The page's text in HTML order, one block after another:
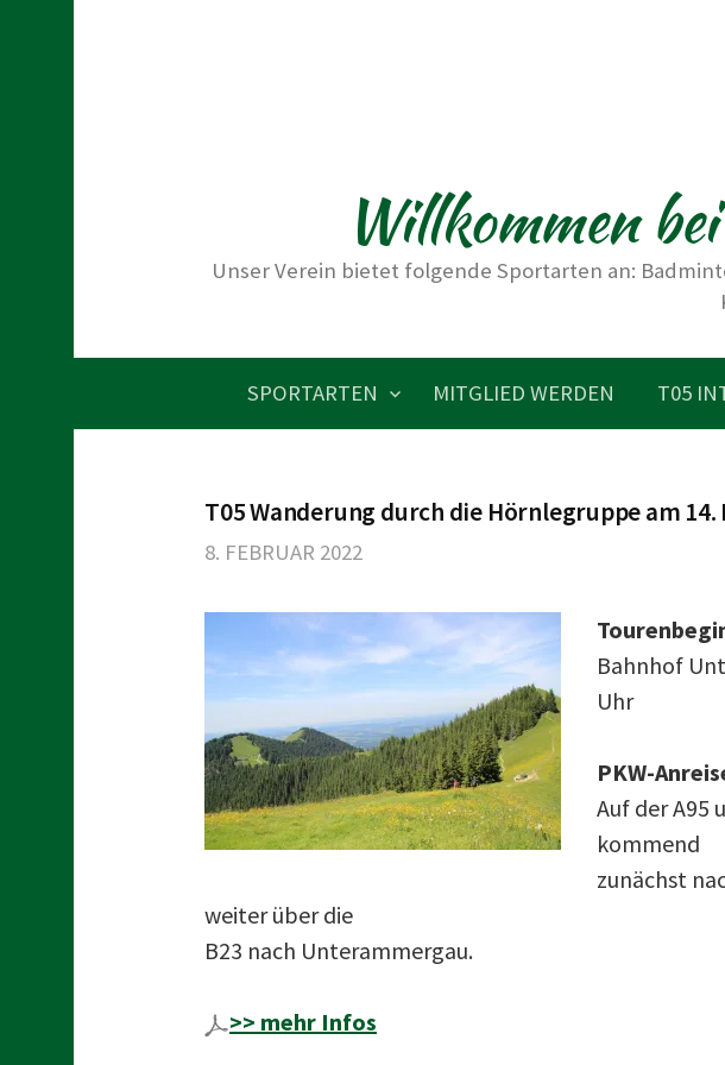
Willkommen
Unser Verein bietet folgende Sportarten an:
SPORTARTEN MITGLIED WERDEN T05
T05 Wanderung durch die Hörnlegruppe am 14.
8. FEBRUAR 2022
Bahnhof
Uhr
PKW-
Auf der A95
kommend
zunächst
weiter über die
B23 nach Unterammergau.
>> mehr Infos